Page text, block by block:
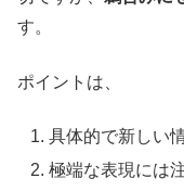
す。
ポイントは、
具体的で新しい
極端な表現には